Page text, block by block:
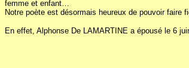
femme et enfant…
Notre poète est désormais heureux de pouvoir
En effet, Alphonse De LAMARTINE a épousé le 6